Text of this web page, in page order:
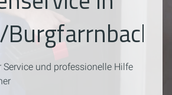
Service und professionelle Hilfe